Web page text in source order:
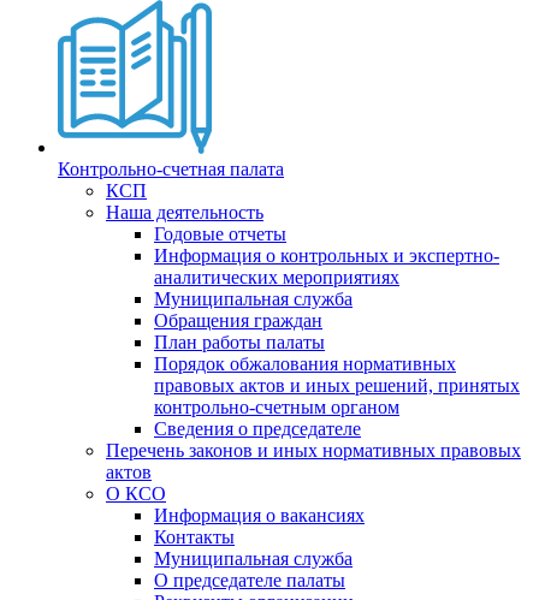
Контрольно-счетная палата
КСП
Наша деятельность
Годовые отчеты
Информация о контрольных и экспертно-
аналитических мероприятиях
Муниципальная служба
Обращения граждан
План работы палаты
Порядок обжалования нормативных
правовых актов и иных решений, принятых
контрольно-счетным органом
Сведения о председателе
Перечень законов и иных нормативных правовых
актов
О КСО
Информация о вакансиях
Контакты
Муниципальная служба
О председателе палаты